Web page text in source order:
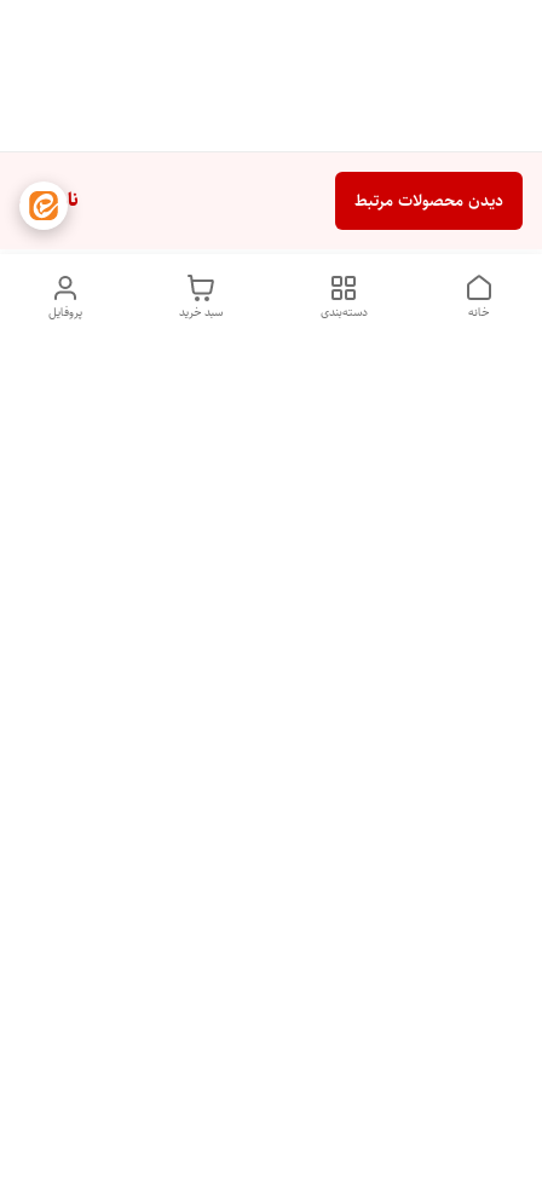
ناموجود دیدن محصولات مرتبط
پروفایل سبد خرید دسته‌بندی خانه